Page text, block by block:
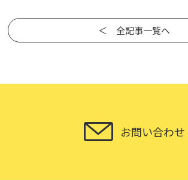
＜ 全記事一覧へ
お問い合わせ